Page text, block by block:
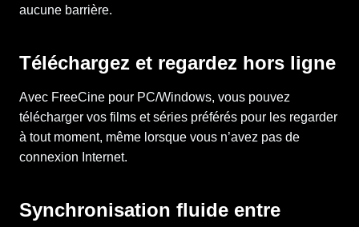
aucune barrière.
Téléchargez et regardez hors ligne
Avec FreeCine pour PC/Windows, vous pouvez
télécharger vos films et séries préférés pour les regarder
à tout moment, même lorsque vous n’avez pas de
connexion Internet.
Synchronisation fluide entre